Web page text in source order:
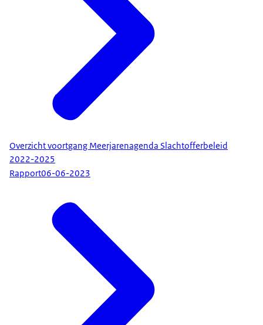
Overzicht voortgang Meerjarenagenda Slachtofferbeleid
2022-2025
Rapport06-06-2023